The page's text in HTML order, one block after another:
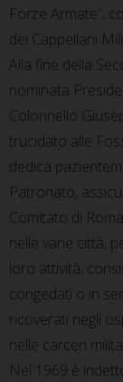
Forze Armate”,
dei Cappellani
Alla fine della
nominata
Colonnello
trucidato alle
dedica
Patronato,
Comitato di
nelle varie città,
loro attività,
congedati o in
ricoverati negli
nelle carceri
Nel 1969 è